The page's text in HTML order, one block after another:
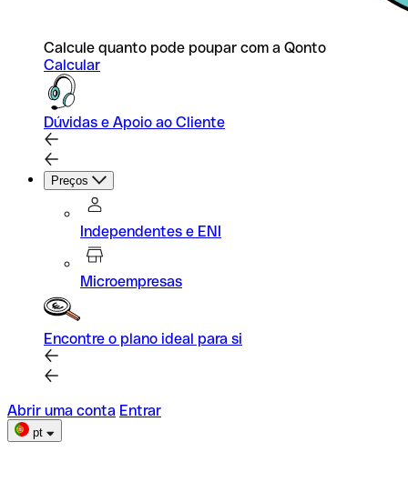
Calcule quanto pode poupar com a Qonto
Calcular
Dúvidas e Apoio ao Cliente
Preços
Independentes e ENI
Microempresas
Encontre o plano ideal para si
Abrir uma conta Entrar
pt